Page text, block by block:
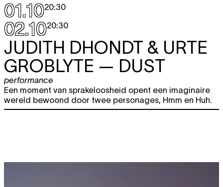
01.1020:30
02.1020:30
JUDITH DHONDT & URTE
GROBLYTE — DUST
performance
Een moment van sprakeloosheid opent een imaginaire
wereld bewoond door twee personages, Hmm en Huh.